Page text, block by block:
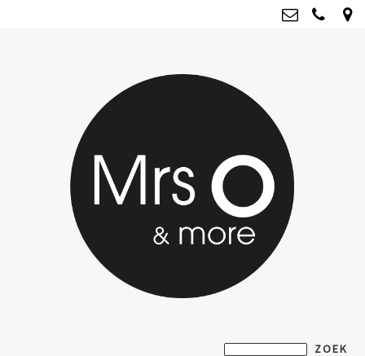
Kvk: Mrs O & more - 67796435
BTWnr: NL001835603B07